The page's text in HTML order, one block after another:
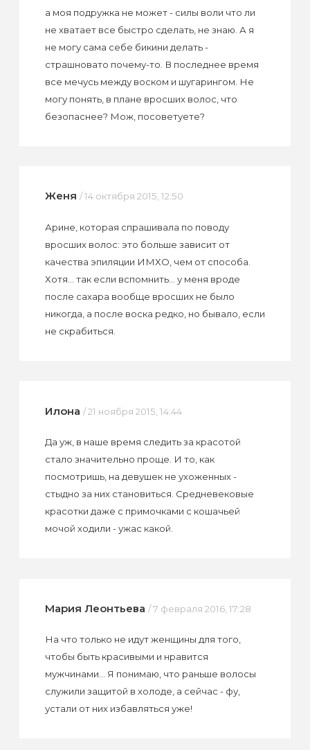
а моя подружка не может - силы воли что ли
не хватает все быстро сделать, не знаю. А я
не могу сама себе бикини делать -
страшновато почему-то. В последнее время
все мечусь между воском и шугарингом. Не
могу понять, в плане вросших волос, что
безопаснее? Мож, посоветуете?
Женя / 14 октября 2015, 12:50
Арине, которая спрашивала по поводу
вросших волос: это больше зависит от
качества эпиляции ИМХО, чем от способа.
Хотя... так если вспомнить... у меня вроде
после сахара вообще вросших не было
никогда, а после воска редко, но бывало, если
не скрабиться.
Илона / 21 ноября 2015, 14:44
Да уж, в наше время следить за красотой
стало значительно проще. И то, как
посмотришь, на девушек не ухоженных -
стыдно за них становиться. Средневековые
красотки даже с примочками с кошачьей
мочой ходили - ужас какой.
Мария Леонтьева / 7 февраля 2016, 17:28
На что только не идут женщины для того,
чтобы быть красивыми и нравится
мужчинами... Я понимаю, что раньше волосы
служили защитой в холоде, а сейчас - фу,
устали от них избавляться уже!